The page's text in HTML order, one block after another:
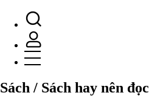
Sách / Sách hay nên đọc